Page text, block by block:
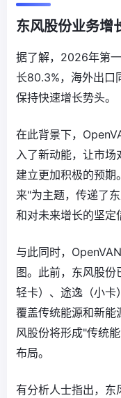
东风股份业务增
据了解，2026年第
长80.3%，海外出口
保持快速增长势头。
在此背景下，
入了新动能，让市
建立更加积极的预
来"为主题，传递了
和对未来增长的坚定
与此同时，
图。此前，东风股
轻卡）、途逸（小卡
覆盖传统能源和新能
风股份将形成"传统
布局。
有分析人士指出，东